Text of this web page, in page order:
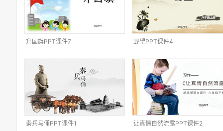
升国旗PPT课件7 野望PPT课件4
秦兵马俑PPT课件1 让真情自然流露PPT课件2